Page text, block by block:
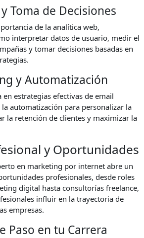
Toma de Decisiones
de la analítica web,
interpretar datos de usuario, medir el
y tomar decisiones basadas en
y Automatización
en estrategias efectivas de email
automatización para personalizar la
la retención de clientes y maximizar la
y Oportunidades
en marketing por internet abre un
profesionales, desde roles
digital hasta consultorías freelance,
influir en la trayectoria de
empresas.
Paso en tu Carrera